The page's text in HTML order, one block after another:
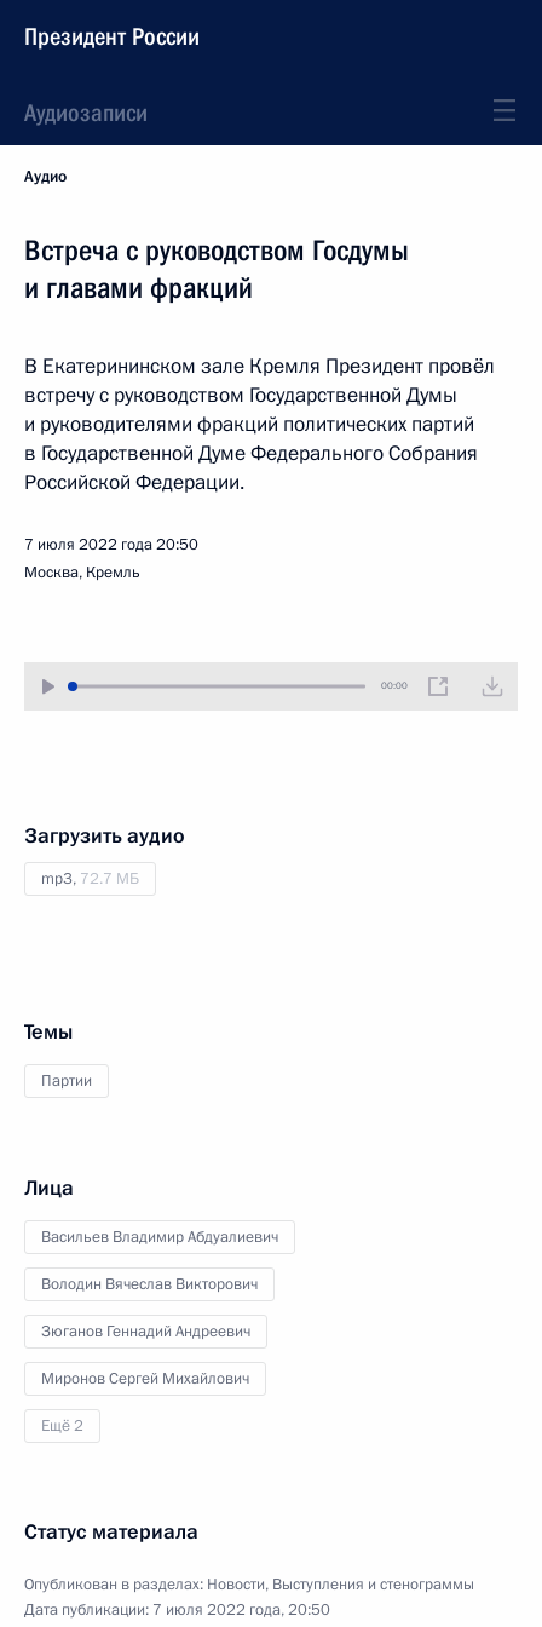
Президент России
Аудиозаписи
Аудио
Встреча с руководством Госдумы
и главами фракций
В Екатерининском зале Кремля Президент провёл
встречу с руководством Государственной Думы
и руководителями фракций политических партий
в Государственной Думе Федерального Собрания
Российской Федерации.
7 июля 2022 года20:50
Москва, Кремль
00:00
Загрузить аудио
mp3, 72.7 МБ
Темы
Партии
Лица
Васильев Владимир Абдуалиевич
Володин Вячеслав Викторович
Зюганов Геннадий Андреевич
Миронов Сергей Михайлович
Ещё 2
Статус материала
Опубликован в разделах: Новости, Выступления и стенограммы
Дата публикации: 7 июля 2022 года, 20:50